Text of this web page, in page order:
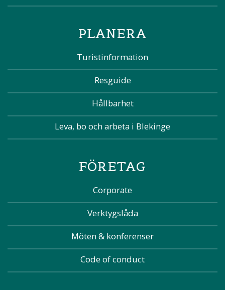
PLANERA
Turistinformation
Resguide
Hållbarhet
Leva, bo och arbeta i Blekinge
FÖRETAG
Corporate
Verktygslåda
Möten & konferenser
Code of conduct